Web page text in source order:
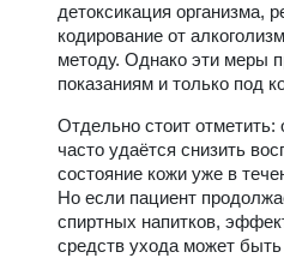
детоксикация организма,
кодирование от
методу. Однако эти меры
показаниям и только под
Отдельно стоит отметить:
часто удаётся снизить
состояние кожи уже в
Но если пациент
спиртных напитков,
средств ухода может